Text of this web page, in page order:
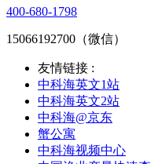
400-680-1798
15066192700（微信）
友情链接 :
中科海英文1站
中科海英文2站
中科海@京东
蟹公寓
中科海视频中心